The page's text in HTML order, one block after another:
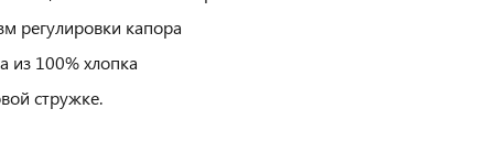
регулировки капора
из 100% хлопка
стружке.